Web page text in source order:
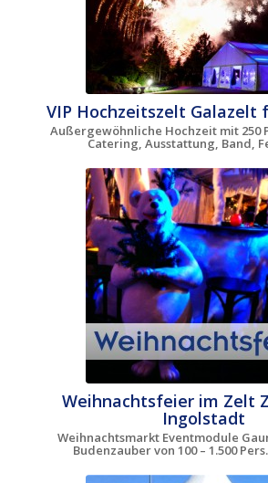
VIP Hochzeitszelt Galazelt
Außergewöhnliche Hochzeit mit 250
Catering, Ausstattung, Band,
Weihnachtsfeier im Zelt
Ingolstadt
Weihnachtsmarkt Eventmodule
Budenzauber von 100 – 1.500